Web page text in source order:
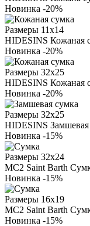
Новинка -20%
Размеры 11х14
HIDESINS Кожаная
Новинка -20%
Размеры 32х25
HIDESINS Кожаная
Новинка -20%
Размеры 32х25
HIDESINS
Новинка -15%
Размеры 32х24
MC2 Saint Barth
Новинка -15%
Размеры 16х19
MC2 Saint Barth
Новинка -15%